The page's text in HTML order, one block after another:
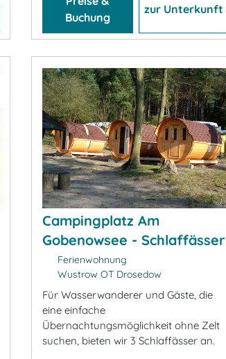
Buchung
zur Unterkunft
Campingplatz Am
Gobenowsee - Schlaffässer
Ferienwohnung
Wustrow OT Drosedow
Für Wasserwanderer und Gäste, die
eine einfache
Übernachtungsmöglichkeit ohne Zelt
suchen, bieten wir 3 Schlaffässer an.